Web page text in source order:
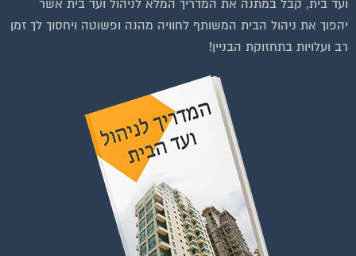
ועד בית, קבל במתנה את המדריך המלא לניהול ועד בית אשר
יהפוך את ניהול הבית המשותף לחוויה מהנה ופשוטה ויחסוך לך זמן
רב ועלויות בתחזוקת הבניין!
להצטרפות לחצו על התמונה או על הכפתור ושלחו בקשת הצטרפות בדף
הקבוצה
לחץ למעבר לקבוצה